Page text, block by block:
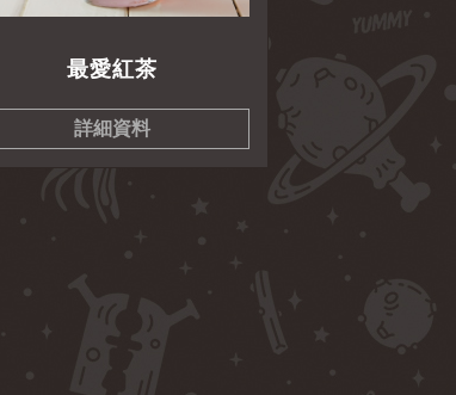
最愛紅茶
詳細資料